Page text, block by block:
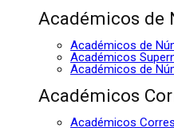
Académicos de
Académicos de
Académicos
Académicos de
Académicos
Académicos